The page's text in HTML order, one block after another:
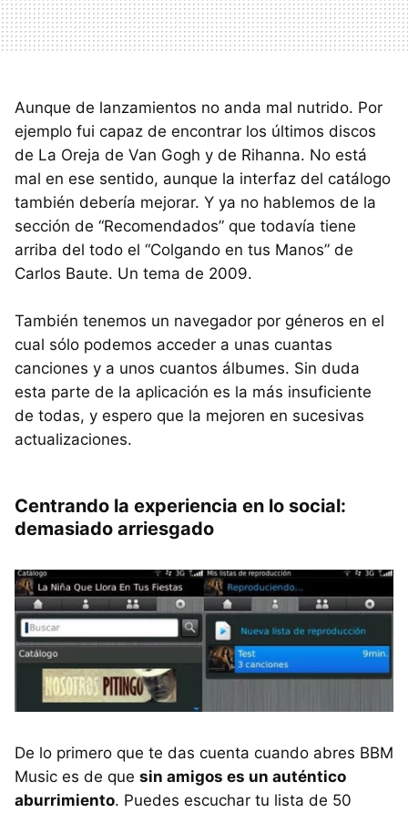
Aunque de lanzamientos no anda mal nutrido. Por
ejemplo fui capaz de encontrar los últimos discos
de La Oreja de Van Gogh y de Rihanna. No está
mal en ese sentido, aunque la interfaz del catálogo
también debería mejorar. Y ya no hablemos de la
sección de “Recomendados” que todavía tiene
arriba del todo el “Colgando en tus Manos” de
Carlos Baute. Un tema de 2009.
También tenemos un navegador por géneros en el
cual sólo podemos acceder a unas cuantas
canciones y a unos cuantos álbumes. Sin duda
esta parte de la aplicación es la más insuficiente
de todas, y espero que la mejoren en sucesivas
actualizaciones.
Centrando la experiencia en lo social:
demasiado arriesgado
De lo primero que te das cuenta cuando abres BBM
Music es de que sin amigos es un auténtico
aburrimiento. Puedes escuchar tu lista de 50